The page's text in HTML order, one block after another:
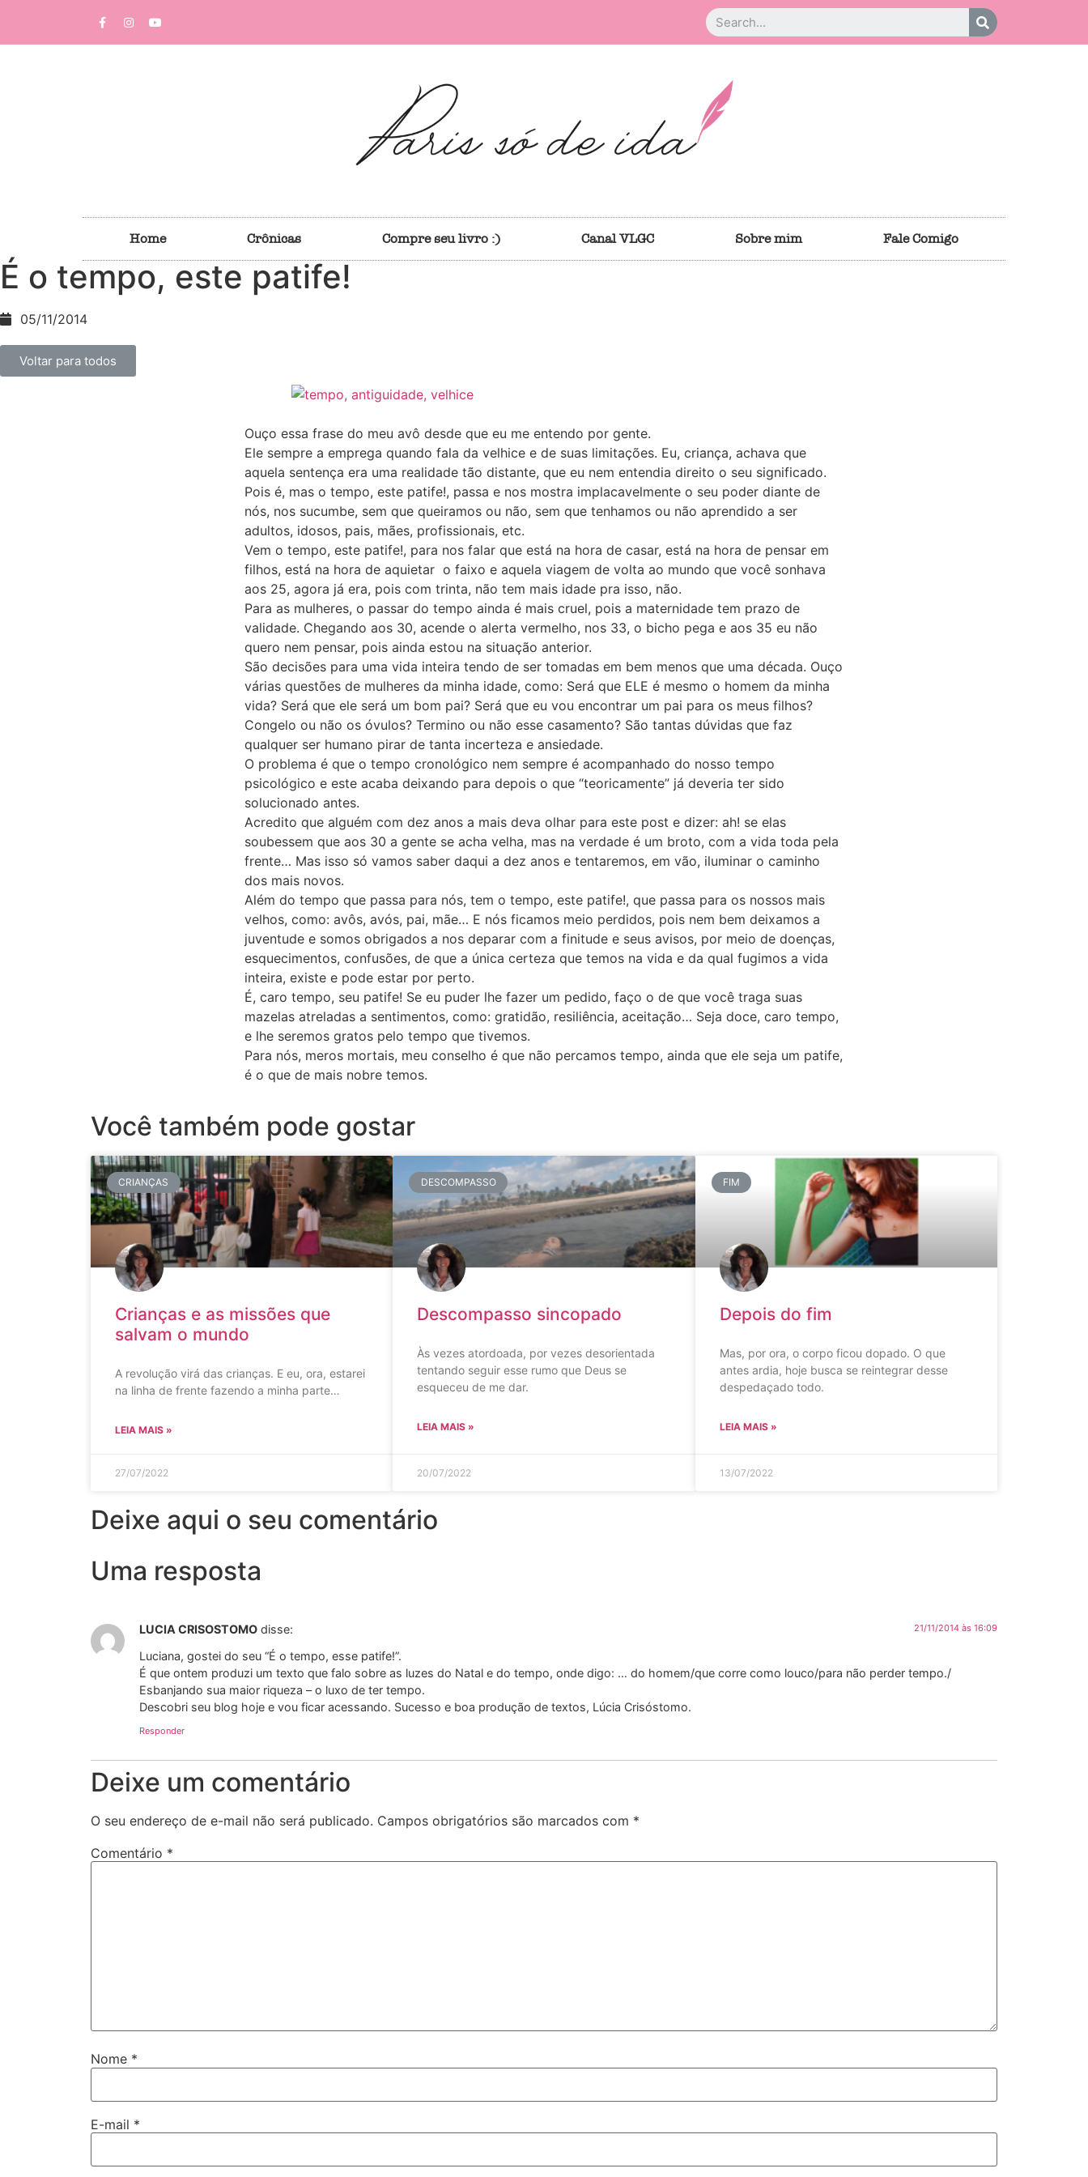
Home Crônicas Compre seu livro :) Canal VLGC Sobre mim Fale Comigo
É o tempo, este patife!
05/11/2014
Voltar para todos
Ouço essa frase do meu avô desde que eu me entendo por gente.
Ele sempre a emprega quando fala da velhice e de suas limitações. Eu, criança, achava que
aquela sentença era uma realidade tão distante, que eu nem entendia direito o seu significado.
Pois é, mas o tempo, este patife!, passa e nos mostra implacavelmente o seu poder diante de
nós, nos sucumbe, sem que queiramos ou não, sem que tenhamos ou não aprendido a ser
adultos, idosos, pais, mães, profissionais, etc.
Vem o tempo, este patife!, para nos falar que está na hora de casar, está na hora de pensar em
filhos, está na hora de aquietar o faixo e aquela viagem de volta ao mundo que você sonhava
aos 25, agora já era, pois com trinta, não tem mais idade pra isso, não.
Para as mulheres, o passar do tempo ainda é mais cruel, pois a maternidade tem prazo de
validade. Chegando aos 30, acende o alerta vermelho, nos 33, o bicho pega e aos 35 eu não
quero nem pensar, pois ainda estou na situação anterior.
São decisões para uma vida inteira tendo de ser tomadas em bem menos que uma década. Ouço
várias questões de mulheres da minha idade, como: Será que ELE é mesmo o homem da minha
vida? Será que ele será um bom pai? Será que eu vou encontrar um pai para os meus filhos?
Congelo ou não os óvulos? Termino ou não esse casamento? São tantas dúvidas que faz
qualquer ser humano pirar de tanta incerteza e ansiedade.
O problema é que o tempo cronológico nem sempre é acompanhado do nosso tempo
psicológico e este acaba deixando para depois o que “teoricamente” já deveria ter sido
solucionado antes.
Acredito que alguém com dez anos a mais deva olhar para este post e dizer: ah! se elas
soubessem que aos 30 a gente se acha velha, mas na verdade é um broto, com a vida toda pela
frente… Mas isso só vamos saber daqui a dez anos e tentaremos, em vão, iluminar o caminho
dos mais novos.
Além do tempo que passa para nós, tem o tempo, este patife!, que passa para os nossos mais
velhos, como: avôs, avós, pai, mãe… E nós ficamos meio perdidos, pois nem bem deixamos a
juventude e somos obrigados a nos deparar com a finitude e seus avisos, por meio de doenças,
esquecimentos, confusões, de que a única certeza que temos na vida e da qual fugimos a vida
inteira, existe e pode estar por perto.
É, caro tempo, seu patife! Se eu puder lhe fazer um pedido, faço o de que você traga suas
mazelas atreladas a sentimentos, como: gratidão, resiliência, aceitação… Seja doce, caro tempo,
e lhe seremos gratos pelo tempo que tivemos.
Para nós, meros mortais, meu conselho é que não percamos tempo, ainda que ele seja um patife,
é o que de mais nobre temos.
Você também pode gostar
CRIANÇAS
Crianças e as missões que
salvam o mundo
A revolução virá das crianças. E eu, ora, estarei
na linha de frente fazendo a minha parte…
LEIA MAIS »
27/07/2022
DESCOMPASSO
Descompasso sincopado
Às vezes atordoada, por vezes desorientada
tentando seguir esse rumo que Deus se
esqueceu de me dar.
LEIA MAIS »
20/07/2022
FIM
Depois do fim
Mas, por ora, o corpo ficou dopado. O que
antes ardia, hoje busca se reintegrar desse
despedaçado todo.
LEIA MAIS »
13/07/2022
Deixe aqui o seu comentário
Uma resposta
LUCIA CRISOSTOMO disse: 21/11/2014 às 16:09
Luciana, gostei do seu “É o tempo, esse patife!”.
É que ontem produzi um texto que falo sobre as luzes do Natal e do tempo, onde digo: … do homem/que corre como louco/para não perder tempo./
Esbanjando sua maior riqueza – o luxo de ter tempo.
Descobri seu blog hoje e vou ficar acessando. Sucesso e boa produção de textos, Lúcia Crisóstomo.
Responder
Deixe um comentário
O seu endereço de e-mail não será publicado. Campos obrigatórios são marcados com *
Comentário *
Nome *
E-mail *